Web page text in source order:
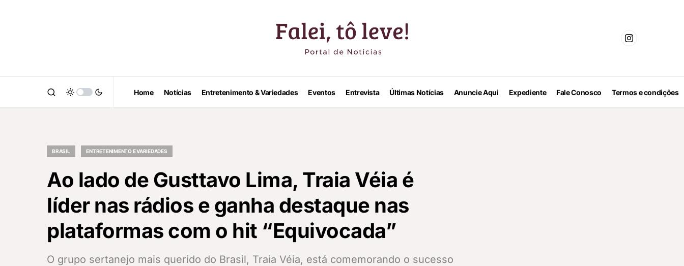
Home Notícias Entretenimento & Variedades Eventos Entrevista Últimas Notícias Anuncie Aqui Expediente Fale Conosco Termos e condições
BRASIL ENTRETENIMENTO E VARIEDADES
Ao lado de Gusttavo Lima, Traia Véia é
líder nas rádios e ganha destaque nas
plataformas com o hit “Equivocada”
O grupo sertanejo mais querido do Brasil, Traia Véia, está comemorando o sucesso